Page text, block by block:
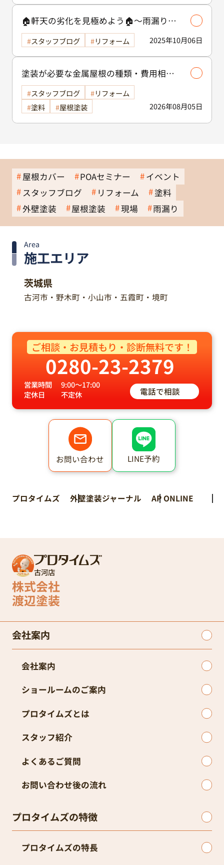
🏠軒天の劣化を見極めよう🏠～雨漏りの
サインを見逃さないために～
2025年10月06日
スタッフブログ リフォーム
塗装が必要な金属屋根の種類・費用相場
等解説いたします🖊️
2026年08月05日
スタッフブログ
リフォーム
塗料
屋根塗装
屋根カバー POAセミナー
イベント
スタッフブログ
リフォーム
塗料
外壁塗装
屋根塗装 現場 雨漏り
施工エリア
Area
茨城県
古河市・野木町・小山市・五霞町・境町
ご相談・お見積もり・診断無料です！
0280-23-2379
営業時間
9:00～17:00
定休日
不定休 電話で相談
お問い合わせ LINE予約
プロタイムズ 外壁塗装ジャーナル AP ONLINE
古河店
株式会社
渡辺塗装
会社案内
会社案内
ショールームのご案内
プロタイムズとは
スタッフ紹介
よくあるご質問
お問い合わせ後の流れ
プロタイムズの特徴
プロタイムズの特長